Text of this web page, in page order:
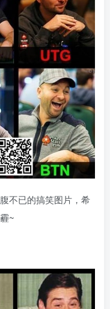
不已的搞笑图片，希
~